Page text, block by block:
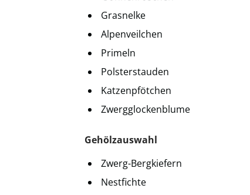
Grasnelke
Alpenveilchen
Primeln
Polsterstauden
Katzenpfötchen
Zwergglockenblume
Gehölzauswahl
Zwerg-Bergkiefern
Nestfichte